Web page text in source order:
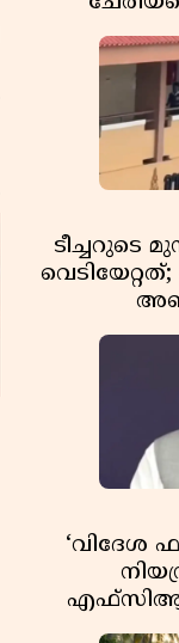
ടീച്ചറുടെ
‘വിദേശ